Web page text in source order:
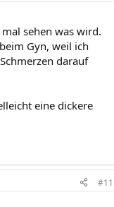
sehen was wird.
Gyn, weil ich
darauf
eine dickere
#11